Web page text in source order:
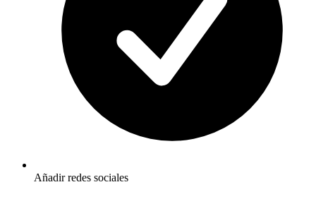
Añadir redes sociales